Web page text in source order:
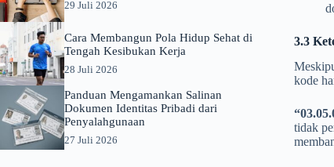
3.3
kode
tidak
29 Juli 2026
Cara Membangun Pola Hidup Sehat di
Tengah Kesibukan Kerja
28 Juli 2026
Panduan Mengamankan Salinan
Dokumen Identitas Pribadi dari
Penyalahgunaan
27 Juli 2026